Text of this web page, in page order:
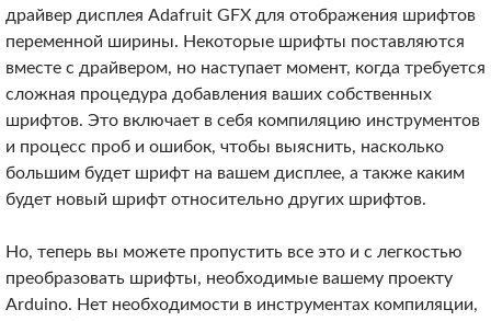
драйвер дисплея Adafruit GFX для отображения шрифтов
переменной ширины. Некоторые шрифты поставляются
вместе с драйвером, но наступает момент, когда требуется
сложная процедура добавления ваших собственных
шрифтов. Это включает в себя компиляцию инструментов
и процесс проб и ошибок, чтобы выяснить, насколько
большим будет шрифт на вашем дисплее, а также каким
будет новый шрифт относительно других шрифтов.
Но, теперь вы можете пропустить все это и с легкостью
преобразовать шрифты, необходимые вашему проекту
Arduino. Нет необходимости в инструментах компиляции,